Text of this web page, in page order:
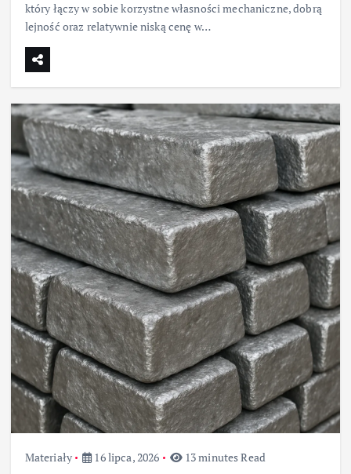
który łączy w sobie korzystne własności mechaniczne, dobrą
lejność oraz relatywnie niską cenę w…
Materiały 16 lipca, 2026 13 minutes Read